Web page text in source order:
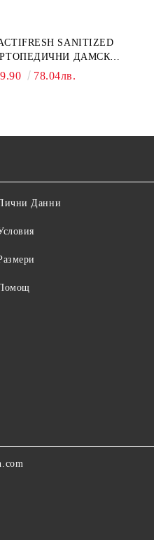
SANITIZED
ДАМСКИ
МНОГО ОТЕКЪЛ КРАК,
78.04лв.
Данни